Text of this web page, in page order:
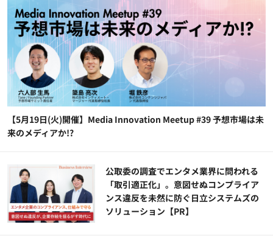
【5月19日(火)開催】Media Innovation Meetup #39 予想市場は未
来のメディアか!?
公​​取委の調査でエンタメ業界に問われる
「取引適正化」。意図せぬコンプライア
ンス違反を未然に防ぐ日立システムズの
ソリューション​【PR】